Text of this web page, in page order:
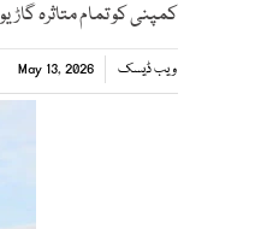
کمپنی کو تمام متاثرہ
ویب ڈیسک May 13, 2026